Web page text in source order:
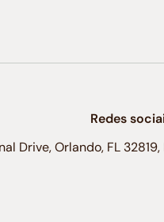
Redes
Drive, Orlando, FL